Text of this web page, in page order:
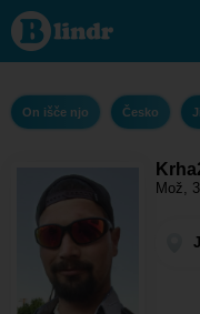
Krha23 - On
išče njo
Jihomoravský
kraj - Žabčice
On išče njo Česko
Mož,